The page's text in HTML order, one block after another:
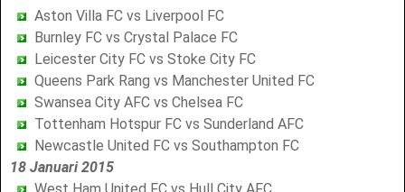
Aston Villa FC vs Liverpool FC
Burnley FC vs Crystal Palace FC
Leicester City FC vs Stoke City FC
Queens Park Rang vs Manchester United FC
Swansea City AFC vs Chelsea FC
Tottenham Hotspur FC vs Sunderland AFC
Newcastle United FC vs Southampton FC
18 Januari 2015